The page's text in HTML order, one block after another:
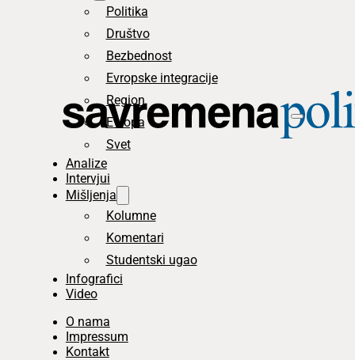
Politika
Društvo
Bezbednost
Evropske integracije
Region
Evropa
Svet
Analize
Intervjui
Mišljenja
Kolumne
Komentari
Studentski ugao
Infografici
Video
O nama
Impressum
Kontakt